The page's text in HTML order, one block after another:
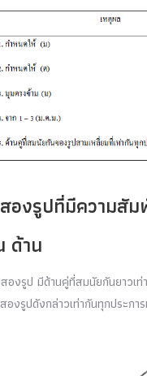
องรูปที่มีความสั
ด้าน
องรูป มีด้านคู่ที่สมนัยกันยาวเ
องรูปดังกล่าวเท่ากันทุกประกา